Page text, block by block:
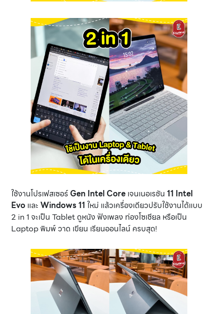
ใช้งานโปรเฟสเซอร์ Gen Intel Core เจนเนอเรชัน 11 Intel
Evo และ Windows 11 ใหม่ แล้วเครื่องเดียวปรับใช้งานได้แบบ
2 in 1 จะเป็น Tablet ดูหนัง ฟังเพลง ท่องโซเชียล หรือเป็น
Laptop พิมพ์ วาด เขียน เรียนออนไลน์ ครบสุด!